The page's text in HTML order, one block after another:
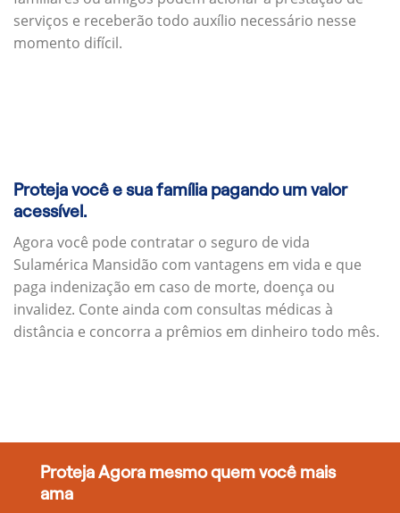
serviços e receberão todo auxílio necessário nesse
momento difícil.
Proteja você e sua família pagando um valor
acessível.
Agora você pode contratar o seguro de vida
Sulamérica Mansidão com vantagens em vida e que
paga indenização em caso de morte, doença ou
invalidez. Conte ainda com consultas médicas à
distância e concorra a prêmios em dinheiro todo mês.
Proteja Agora mesmo quem você mais
ama